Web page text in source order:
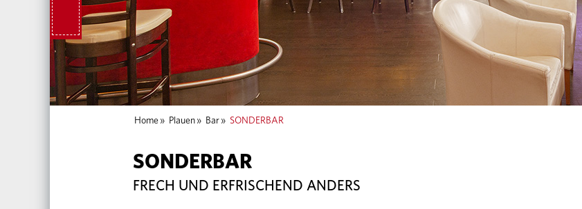
Home » Plauen » Bar » SONDERBAR
SONDERBAR
FRECH UND ERFRISCHEND ANDERS